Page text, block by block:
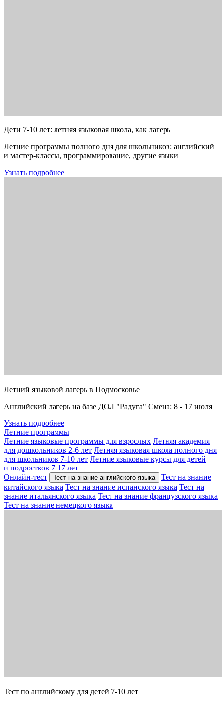
Дети 7-10 лет: летняя языковая школа, как лагерь
Летние программы полного дня для школьников: английский
и мастер-классы, программирование, другие языки
Узнать подробнее
Летний языковой лагерь в Подмосковье
Английский лагерь на базе ДОЛ "Радуга" Смена: 8 - 17 июля
Узнать подробнее
Летние программы
Летние языковые программы для взрослых Летняя академия
для дошкольников 2-6 лет Летняя языковая школа полного дня
для школьников 7-10 лет Летние языковые курсы для детей
и подростков 7-17 лет
Онлайн-тест
Тест на знание английского языка
Тест на знание
китайского языка Тест на знание испанского языка Тест на
знание итальянского языка Тест на знание французского языка
Тест на знание немецкого языка
Тест по английскому для детей 7-10 лет